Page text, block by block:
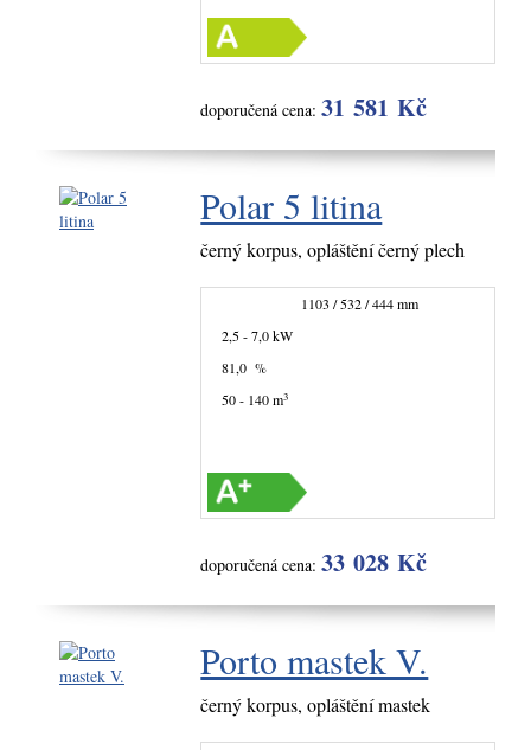
doporučená cena:31 581 Kč
Polar 5 litina
černý korpus, opláštění černý plech
1103 / 532 / 444 mm
2,5 - 7,0 kW
81,0 %
50 - 140 m3
doporučená cena:33 028 Kč
Porto mastek V.
černý korpus, opláštění mastek